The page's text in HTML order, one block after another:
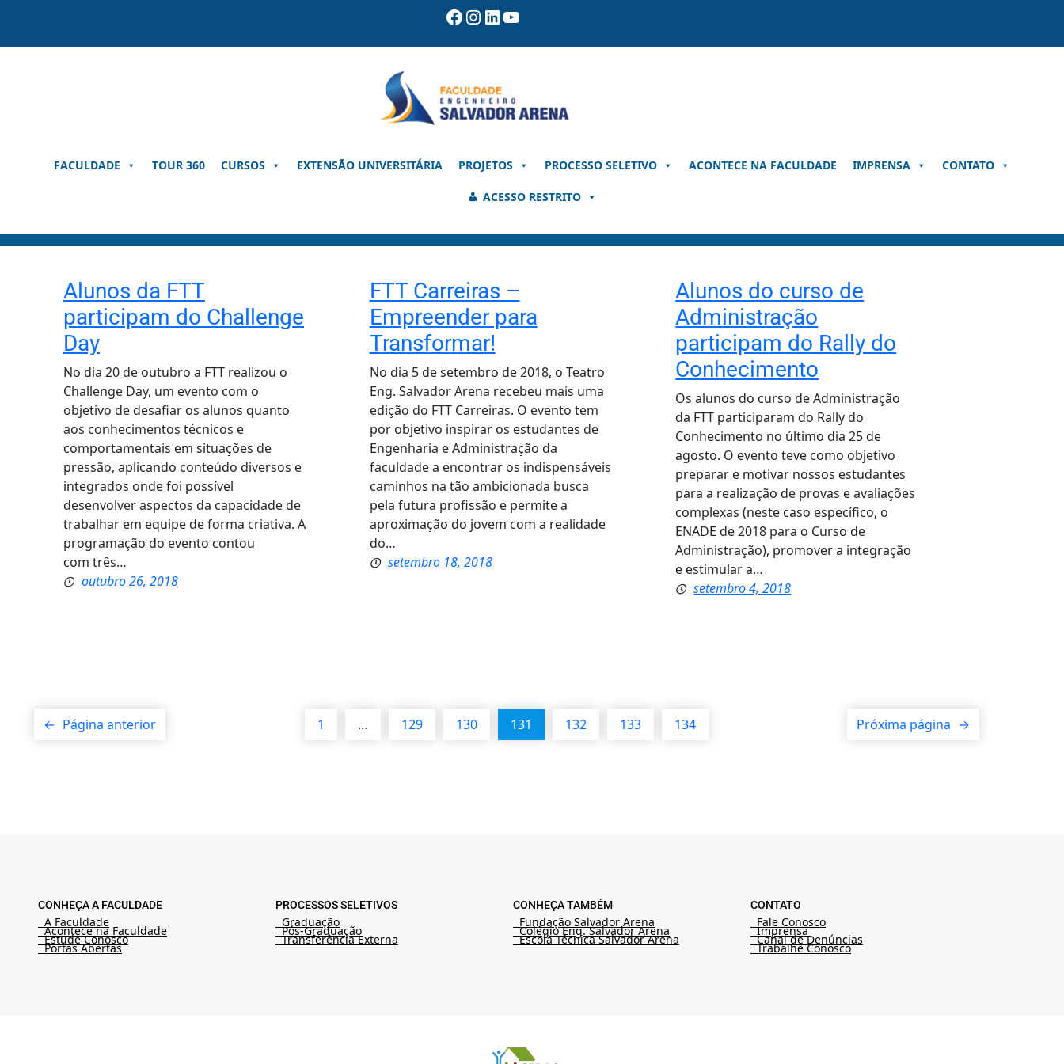
o
Facebook
Instagram
LinkedIn
Youtube
FACULDADE TOUR 360 CURSOS EXTENSÃO UNIVERSITÁRIA PROJETOS PROCESSO SELETIVO ACONTECE NA FACULDADE IMPRENSA CONTATO
ACESSO RESTRITO
Alunos da FTT
participam do Challenge
Day
No dia 20 de outubro a FTT realizou o
Challenge Day, um evento com o
objetivo de desafiar os alunos quanto
aos conhecimentos técnicos e
comportamentais em situações de
pressão, aplicando conteúdo diversos e
integrados onde foi possível
desenvolver aspectos da capacidade de
trabalhar em equipe de forma criativa. A
programação do evento contou
com três…
outubro 26, 2018
FTT Carreiras –
Empreender para
Transformar!
No dia 5 de setembro de 2018, o Teatro
Eng. Salvador Arena recebeu mais uma
edição do FTT Carreiras. O evento tem
por objetivo inspirar os estudantes de
Engenharia e Administração da
faculdade a encontrar os indispensáveis
caminhos na tão ambicionada busca
pela futura profissão e permite a
aproximação do jovem com a realidade
do…
setembro 18, 2018
Alunos do curso de
Administração
participam do Rally do
Conhecimento
Os alunos do curso de Administração
da FTT participaram do Rally do
Conhecimento no último dia 25 de
agosto. O evento teve como objetivo
preparar e motivar nossos estudantes
para a realização de provas e avaliações
complexas (neste caso específico, o
ENADE de 2018 para o Curso de
Administração), promover a integração
e estimular a…
setembro 4, 2018
← Página anterior 1 … 129 130 131 132 133 134 Próxima página →
CONHEÇA A FACULDADE
A Faculdade
Acontece na Faculdade
Estude Conosco
Portas Abertas
PROCESSOS SELETIVOS
Graduação
Pós-Graduação
Transferência Externa
CONHEÇA TAMBÉM
Fundação Salvador Arena
Colégio Eng. Salvador Arena
Escola Técnica Salvador Arena
CONTATO
Fale Conosco
Imprensa
Canal de Denúncias
Trabalhe Conosco